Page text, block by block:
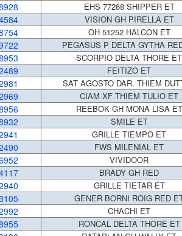
EHS 77268 SHIPPER ET
VISION GH PIRELLA ET
OH 51252 HALCON ET
PEGASUS P DELTA GYTHA
SCORPIO DELTA THORE ET
FEITIZO ET
SAT AGOSTO DAR. THIEM
CIAM-XF THIEM TULIO ET
REEBOK GH MONA LISA ET
SMILE ET
GRILLE TIEMPO ET
FWS MILENIAL ET
VIVIDOOR
BRADY GH RED
GRILLE TIETAR ET
GENER BORNI ROIG RED
CHACHI ET
RONCAL DELTA THORE ET